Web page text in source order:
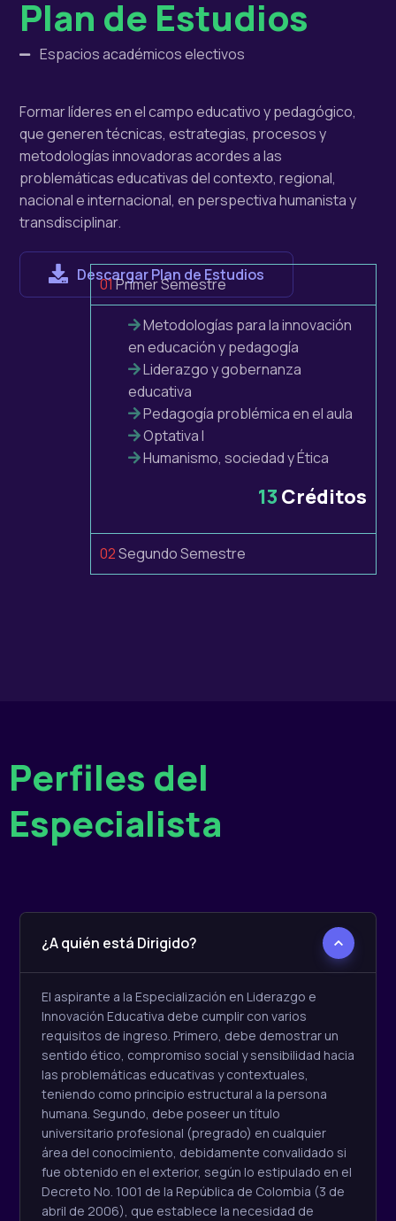
Plan de Estudios
Espacios académicos electivos
Formar líderes en el campo educativo y pedagógico,
que generen técnicas, estrategias, procesos y
metodologías innovadoras acordes a las
problemáticas educativas del contexto, regional,
nacional e internacional, en perspectiva humanista y
transdisciplinar.
Descargar Plan de Estudios
01Primer Semestre
Metodologías para la innovación
en educación y pedagogía
Liderazgo y gobernanza
educativa
Pedagogía problémica en el aula
Optativa I
Humanismo, sociedad y Ética
13 Créditos
02Segundo Semestre
Perfiles del
Especialista
¿A quién está Dirigido?
El aspirante a la Especialización en Liderazgo e
Innovación Educativa debe cumplir con varios
requisitos de ingreso. Primero, debe demostrar un
sentido ético, compromiso social y sensibilidad hacia
las problemáticas educativas y contextuales,
teniendo como principio estructural a la persona
humana. Segundo, debe poseer un título
universitario profesional (pregrado) en cualquier
área del conocimiento, debidamente convalidado si
fue obtenido en el exterior, según lo estipulado en el
Decreto No. 1001 de la República de Colombia (3 de
abril de 2006), que establece la necesidad de